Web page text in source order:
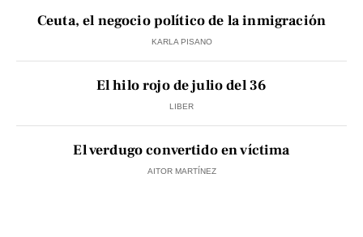
Ceuta, el negocio político de la inmigración
KARLA PISANO
El hilo rojo de julio del 36
LIBER
El verdugo convertido en víctima
AITOR MARTÍNEZ